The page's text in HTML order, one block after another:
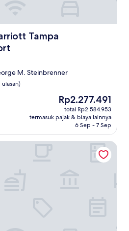
Tampa
Tampa Westshore/Airport
M. Steinbrenner
ulasan)
Harga
sekarang
Rp2.277.491
Rp2.277.491
total Rp2.584.953
termasuk pajak & biaya lainnya
6 Sep - 7 Sep
Midtown